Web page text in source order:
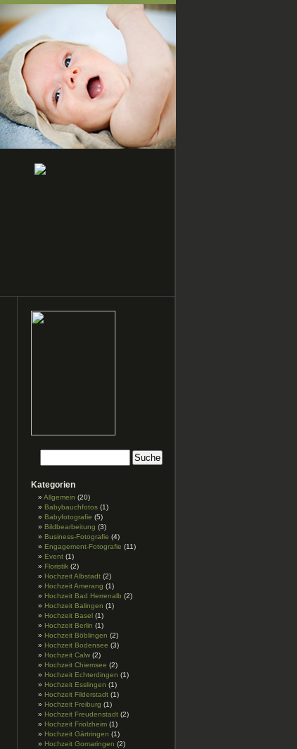
Kategorien
Allgemein (20)
Babybauchfotos (1)
Babyfotografie (5)
Bildbearbeitung (3)
Business-Fotografie (4)
Engagement-Fotografie (11)
Event (1)
Floristik (2)
Hochzeit Albstadt (2)
Hochzeit Amerang (1)
Hochzeit Bad Herrenalb (2)
Hochzeit Balingen (1)
Hochzeit Basel (1)
Hochzeit Berlin (1)
Hochzeit Böblingen (2)
Hochzeit Bodensee (3)
Hochzeit Calw (2)
Hochzeit Chiemsee (2)
Hochzeit Echterdingen (1)
Hochzeit Esslingen (1)
Hochzeit Filderstadt (1)
Hochzeit Freiburg (1)
Hochzeit Freudenstadt (2)
Hochzeit Friolzheim (1)
Hochzeit Gärtringen (1)
Hochzeit Gomaringen (2)